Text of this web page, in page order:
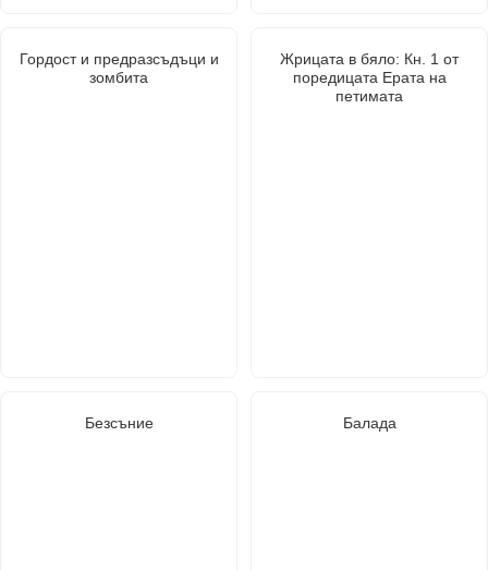
Гордост и предразсъдъци и
зомбита
Жрицата в бяло: Кн. 1 от
поредицата Ерата на
петимата
Безсъние Балада